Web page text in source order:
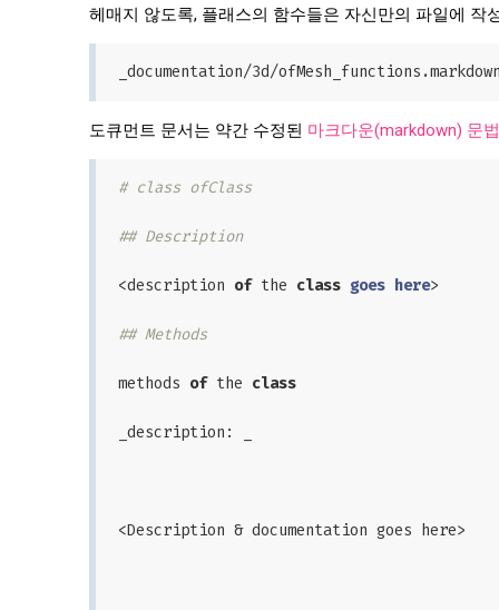
헤매지 않도록, 플래스의 함수들은 자신만의 파일에 작
도큐먼트 문서는 약간 수정된 마크다운(markdown) 문법
# class ofClass
## Description
<description of the class goes here>
## Methods
methods of the class
_description: _
<Description & documentation goes here>